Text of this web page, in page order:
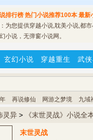
排行榜 热门小说推荐100本 最新
为您提供穿越小说,耽美小说,都
小说，无弹窗小说网。
玄幻小说 穿越重生 武
再说修仙 网游之梦境 九域
灵异 > 《末世灵战》小说全
末世灵战